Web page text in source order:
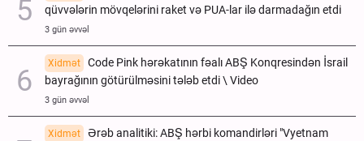
qüvvələrin mövqelərini raket və PUA-lar ilə darmadağın etdi
3 gün əvvəl
Xidmət
Code Pink hərəkatının fəalı ABŞ Konqresindən İsrail
bayrağının götürülməsini tələb etdi \ Video
3 gün əvvəl
Xidmət
Ərəb analitiki: ABŞ hərbi komandirləri "Vyetnam